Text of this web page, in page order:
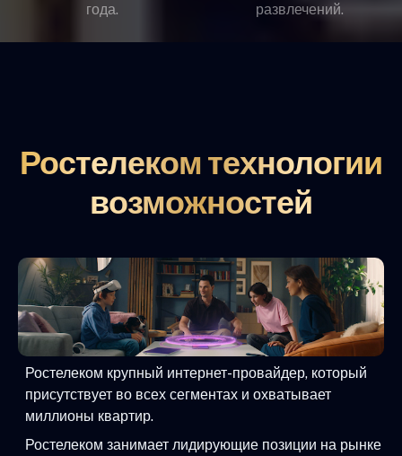
года.
развлечений.
Ростелеком технологии
возможностей
Ростелеком крупный интернет-провайдер, который
присутствует во всех сегментах и охватывает
миллионы квартир.
Ростелеком занимает лидирующие позиции на рынке